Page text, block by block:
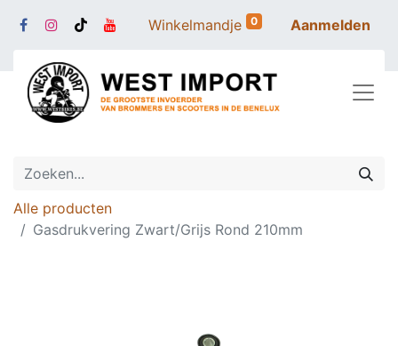
Winkelmandje 0 Aanmelden
Alle producten
Gasdrukvering Zwart/Grijs Rond 210mm